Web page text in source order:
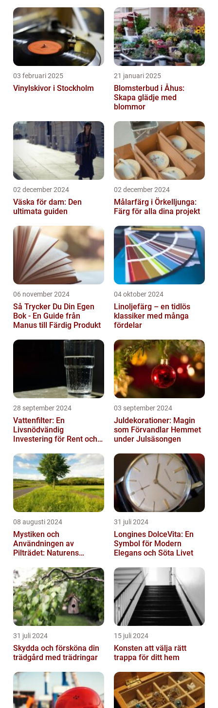
03 februari 2025
Vinylskivor i Stockholm
21 januari 2025
Blomsterbud i Åhus:
Skapa glädje med
blommor
02 december 2024
Väska för dam: Den
ultimata guiden
02 december 2024
Målarfärg i Örkelljunga:
Färg för alla dina projekt
06 november 2024
Så Trycker Du Din Egen
Bok - En Guide från
Manus till Färdig Produkt
04 oktober 2024
Linoljefärg – en tidlös
klassiker med många
fördelar
28 september 2024
Vattenfilter: En
Livsnödvändig
Investering för Rent och
03 september 2024
Juldekorationer: Magin
som Förvandlar Hemmet
under Julsäsongen
08 augusti 2024
Mystiken och
Användningen av
Pilträdet: Naturens
31 juli 2024
Longines DolceVita: En
Symbol för Modern
Elegans och Söta Livet
31 juli 2024
Skydda och försköna din
trädgård med trädringar
15 juli 2024
Konsten att välja rätt
trappa för ditt hem